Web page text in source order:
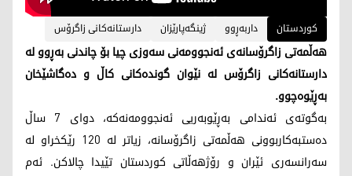
کوردستان داربەڕوو ژینگەپارێزان دارستانەکانی زاگرۆس
هەڵمەتی زاگرۆسانەی ئەنجوومەنی سەوزی چیا بۆ چاندنی بەڕوو لە
دارستانەکانی زاگرۆس لە نێوان گوندەکانی کاڵ و دەگاشێخان
بەڕێوەچوو.
بەگوتەی ئەندامی بەڕێوبەریی ئەنجوومەنەکە، دوای 7 ساڵ
دەستبەکاربوونی هەڵمەتی زاگرۆسانە، زیاتر لە 120 رێکخراو لە
سەرانسەری ئێران و رۆژهەڵاتی کوردستان تێیدا چالاکن. ئەم